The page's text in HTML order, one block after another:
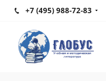
+7 (495) 988-72-83